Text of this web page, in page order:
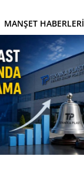
MANŞET HABERLERI